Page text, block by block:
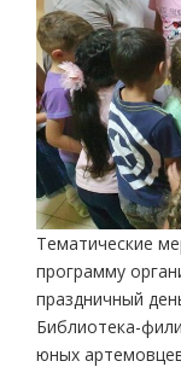
Тематические
программу
праздничный
Библиотека-
юных